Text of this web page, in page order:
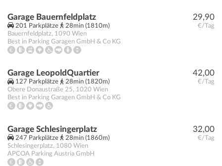
29,90
€/Tag
Garage Bauernfeldplatz
201 Parkplätze
28min (1810m)
Bauernfeldplatz, 1090 Wien
Best in Parking Garagen GmbH & Co KG
42,00
€/Tag
Garage LeopoldQuartier
127 Parkplätze
28min (1820m)
Obere Donaustraße 25, 1020 Wien
Best in Parking Garagen GmbH & Co KG
32,00
€/Tag
Garage Schlesingerplatz
247 Parkplätze
28min (1860m)
Schlesingerplatz, 1080 Wien
APCOA Parking Austria GmbH